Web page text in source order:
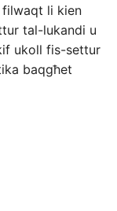
filwaqt li kien
tal-lukandi u
ukoll fis-settur
baqgħet